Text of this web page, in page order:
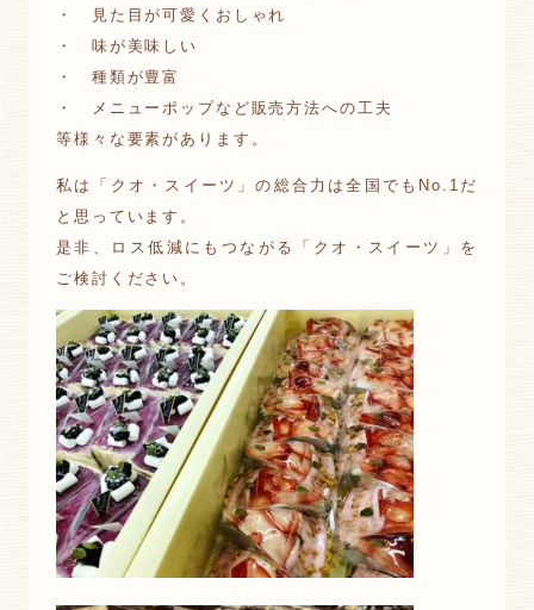
・ 見た目が可愛くおしゃれ
・ 味が美味しい
・ 種類が豊富
・ メニューポップなど販売方法への工夫
等様々な要素があります。
私は「クオ・スイーツ」の総合力は全国でもNo.1だ
と思っています。
是非、ロス低減にもつながる「クオ・スイーツ」を
ご検討ください。